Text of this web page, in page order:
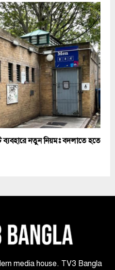
নতুন নিয়মঃ বদলাতে হতে
media house. TV3 Bangla